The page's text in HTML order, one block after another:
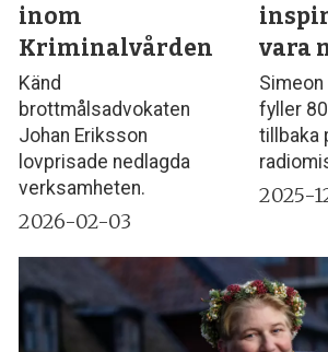
inom
Kriminalvården
Känd
brottmålsadvokaten
Johan Eriksson
lovprisade nedlagda
verksamheten.
2026-02-03
vara
fyller
tillbaka
2025-